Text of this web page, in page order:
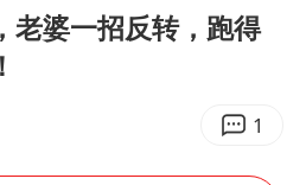
U17国足点球大战淘汰河床晋级决赛
奖开幕式
老婆一招反转，跑得
1